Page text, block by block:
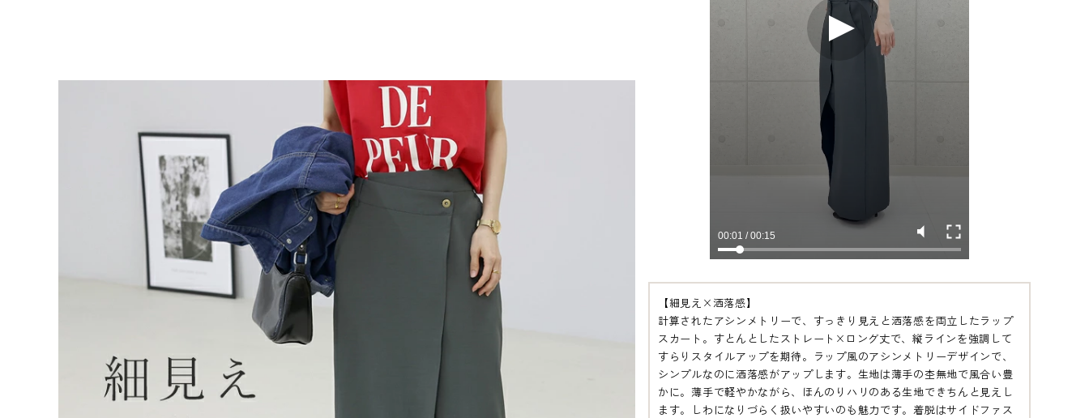
【細見え×洒落感】
計算されたアシンメトリーで、すっきり見えと洒落感を両立したラップ
スカート。すとんとしたストレート×ロング丈で、縦ラインを強調して
すらりスタイルアップを期待。ラップ風のアシンメトリーデザインで、
シンプルなのに洒落感がアップします。生地は薄手の杢無地で風合い豊
かに。薄手で軽やかながら、ほんのりハリのある生地できちんと見えし
ます。しわになりづらく扱いやすいのも魅力です。着脱はサイドファス